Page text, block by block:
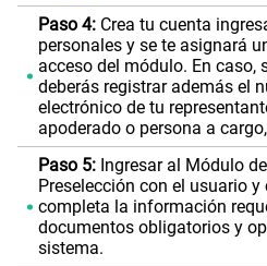
Paso 4:Crea tu cuenta
personales y se te asignará
acceso del módulo. En caso,
deberás registrar además el
electrónico de tu
apoderado o persona a
Paso 5:Ingresar al Módulo
Preselección con el usuario
completa la información
documentos obligatorios y
sistema.